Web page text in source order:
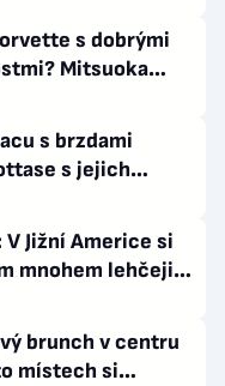
s dobrými
Mitsuoka
MX-5
s brzdami
s jejich
Jižní Americe si
mnohem lehčeji,
brunch v centru
místech si